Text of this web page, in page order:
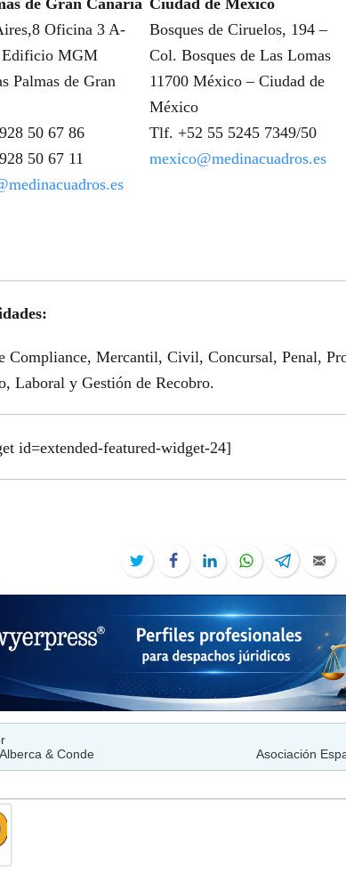
de Gran Canaria
Oficina 3 A-
Edificio MGM
Palmas de Gran
50 67 86
50 67 11
Ciudad de México
Bosques de Ciruelos, 194 –
Col. Bosques de Las Lomas
11700 México – Ciudad de
México
Tlf. +52 55 5245 7349/50
mexico@medinacuadros.es
Compliance, Mercantil, Civil, Concursal, Penal,
Laboral y Gestión de Recobro.
id=extended-featured-widget-24]
TwitterFacebookLinkedInWhatsAppTelegram
& Conde
Asociación